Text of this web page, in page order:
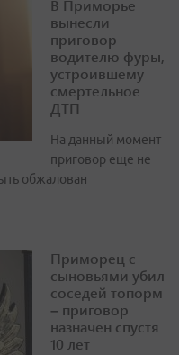
В Приморье
вынесли
приговор
водителю фуры,
устроившему
смертельное
ДТП
На данный момент
приговор еще не
обжалован
Приморец с
сыновьями убил
соседей топорм
– приговор
назначен спустя
10 лет